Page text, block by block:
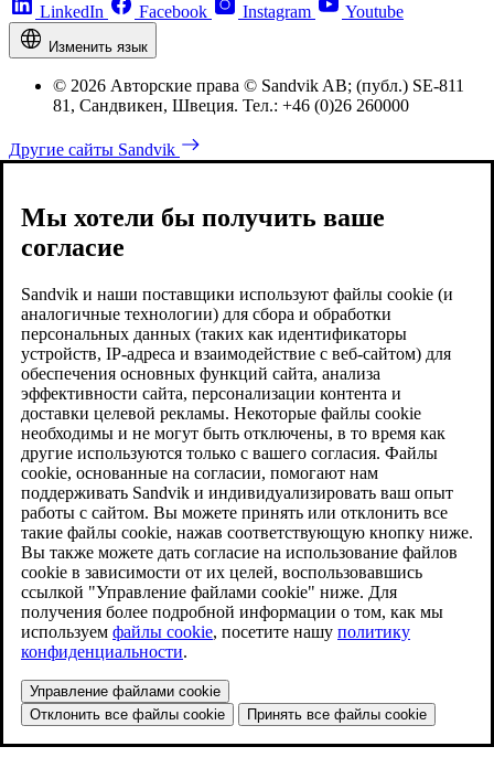
LinkedIn Facebook Instagram Youtube
Изменить язык
© 2026 Авторские права © Sandvik AB; (публ.) SE-811
81, Сандвикен, Швеция. Тел.: +46 (0)26 260000
Другие сайты Sandvik
Мы хотели бы получить ваше
согласие
Sandvik и наши поставщики используют файлы cookie (и
аналогичные технологии) для сбора и обработки
персональных данных (таких как идентификаторы
устройств, IP-адреса и взаимодействие с веб-сайтом) для
обеспечения основных функций сайта, анализа
эффективности сайта, персонализации контента и
доставки целевой рекламы. Некоторые файлы cookie
необходимы и не могут быть отключены, в то время как
другие используются только с вашего согласия. Файлы
cookie, основанные на согласии, помогают нам
поддерживать Sandvik и индивидуализировать ваш опыт
работы с сайтом. Вы можете принять или отклонить все
такие файлы cookie, нажав соответствующую кнопку ниже.
Вы также можете дать согласие на использование файлов
cookie в зависимости от их целей, воспользовавшись
ссылкой "Управление файлами cookie" ниже. Для
получения более подробной информации о том, как мы
используем файлы cookie, посетите нашу политику
конфиденциальности.
Управление файлами cookie
Отклонить все файлы cookie
Принять все файлы cookie